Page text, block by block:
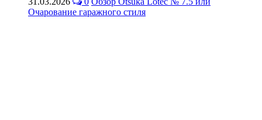
Очарование гаражного стиля